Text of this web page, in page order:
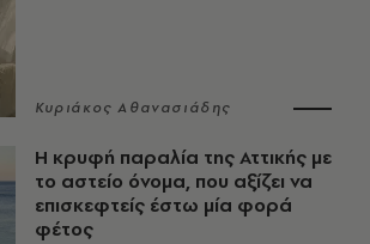
Κυριάκος Αθανασιάδης
Η κρυφή παραλία της Αττικής με
το αστείο όνομα, που αξίζει να
επισκεφτείς έστω μία φορά
φέτος